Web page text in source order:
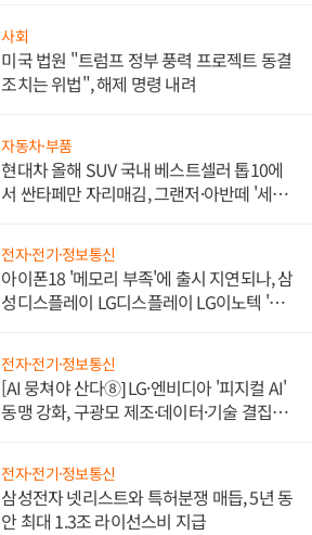
사회
미국 법원 "트럼프 정부 풍력 프로젝트 동결
조치는 위법", 해제 명령 내려
자동차·부품
현대차 올해 SUV 국내 베스트셀러 톱10에
서 싼타페만 자리매김, 그랜저·아반떼 '세단
전자·전기·정보통신
아이폰18 '메모리 부족'에 출시 지연되나, 삼
성디스플레이 LG디스플레이 LG이노텍 '탈
전자·전기·정보통신
[AI 뭉쳐야 산다⑧] LG·엔비디아 '피지컬 AI'
동맹 강화, 구광모 제조·데이터·기술 결집
전자·전기·정보통신
삼성전자 넷리스트와 특허분쟁 매듭, 5년 동
안 최대 1.3조 라이선스비 지급